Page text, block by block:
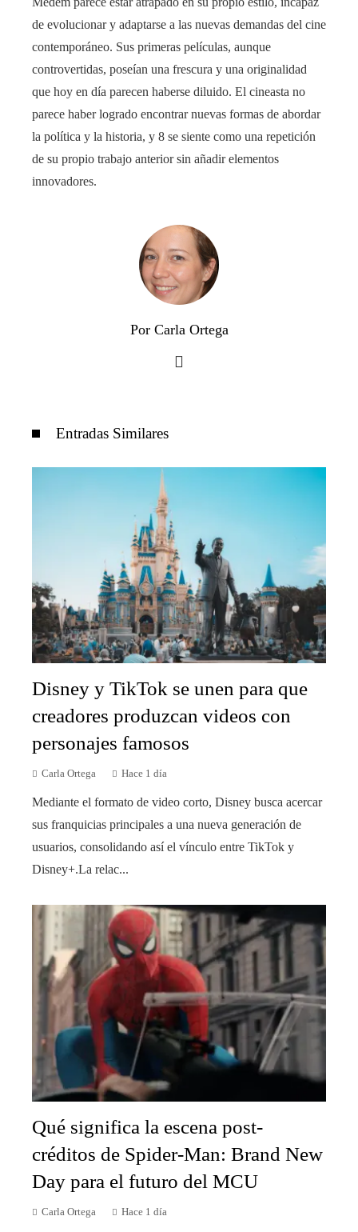
de evolucionar y adaptarse a las nuevas demandas del cine
contemporáneo. Sus primeras películas, aunque
controvertidas, poseían una frescura y una originalidad
que hoy en día parecen haberse diluido. El cineasta no
parece haber logrado encontrar nuevas formas de abordar
la política y la historia, y 8 se siente como una repetición
de su propio trabajo anterior sin añadir elementos
innovadores.
Por Carla Ortega
Entradas Similares
Disney y TikTok se unen para que
creadores produzcan videos con
personajes famosos
Carla Ortega Hace 1 día
Mediante el formato de video corto, Disney busca acercar
sus franquicias principales a una nueva generación de
usuarios, consolidando así el vínculo entre TikTok y
Disney+.La relac...
Qué significa la escena post-
créditos de Spider-Man: Brand New
Day para el futuro del MCU
Carla Ortega Hace 1 día